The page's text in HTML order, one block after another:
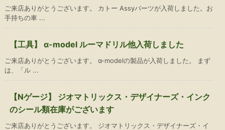
ご来店ありがとうございます。 カトー Assyパーツが入荷しました。お
手持ちの車 ...
【工具】 α-model ルーマドリル他入荷しました
ご来店ありがとうございます。 α-modelの製品が入荷しました。 まず
は、「ル ...
【Nゲージ】 ジオマトリックス・デザイナーズ・インク
のシール類在庫がございます
ご来店ありがとうございます。 ジオマトリックス・デザイナーズ・イ